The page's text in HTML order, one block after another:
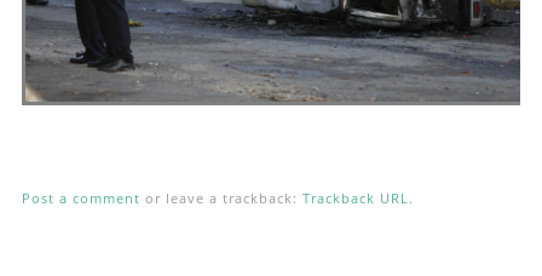
Post a comment or leave a trackback: Trackback URL .